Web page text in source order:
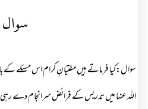
سوال
سوال:کیا فرماتے ہیں مفتیانِ کرام اس مسئلے
اللہ عنہا میں تدریس کے فرائض سرانجام دے